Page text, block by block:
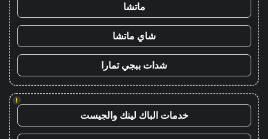
ماتشا
شاي ماتشا
شدات ببجي تمارا
!
خدمات الباك لينك والجيست